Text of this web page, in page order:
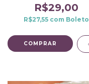
R$29,00
R$27,55 com Boleto
COMPRAR